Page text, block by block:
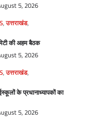
5, 2026
,उत्तराखंड,
की अहम बैठक
5, 2026
,उत्तराखंड,
के प्रधानाध्यापकों का
5, 2026